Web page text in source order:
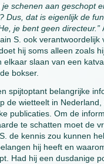
schenen aan geschopt
Dus, dat is eigenlijk de
je bent geen directeur.”
S. ook verantwoordelijk
hij soms alleen zoals
elkaar slaan van een
bokser.
spijtoptant belangrijke
de wietteelt in Nederland,
publicaties. Om de
te schatten moet de
de kennis zou kunnen
hij heeft en
Had hij een dusdanige